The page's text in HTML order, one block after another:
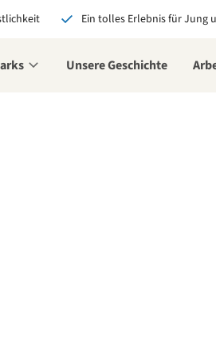
Ein tolles Erlebnis für Jung
Unsere Geschichte